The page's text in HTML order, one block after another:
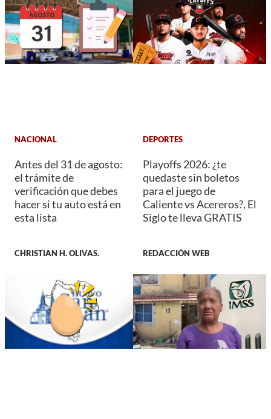
NACIONAL
Antes del 31 de agosto:
el trámite de
verificación que debes
hacer si tu auto está en
esta lista
CHRISTIAN H. OLIVAS.
DEPORTES
Playoffs 2026: ¿te
quedaste sin boletos
para el juego de
Caliente vs Acereros?, El
Siglo te lleva GRATIS
REDACCIÓN WEB